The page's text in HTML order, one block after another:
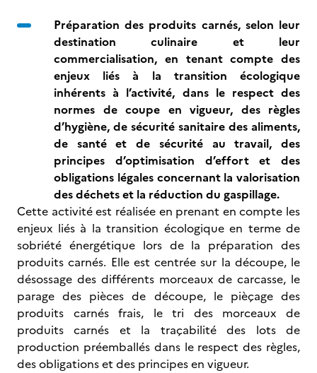
Préparation des produits carnés, selon leur
destination culinaire et leur
commercialisation, en tenant compte des
enjeux liés à la transition écologique
inhérents à l’activité, dans le respect des
normes de coupe en vigueur, des règles
d’hygiène, de sécurité sanitaire des aliments,
de santé et de sécurité au travail, des
principes d’optimisation d’effort et des
obligations légales concernant la valorisation
des déchets et la réduction du gaspillage.
Cette activité est réalisée en prenant en compte les
enjeux liés à la transition écologique en terme de
sobriété énergétique lors de la préparation des
produits carnés. Elle est centrée sur la découpe, le
désossage des différents morceaux de carcasse, le
parage des pièces de découpe, le pièçage des
produits carnés frais, le tri des morceaux de
produits carnés et la traçabilité des lots de
production préemballés dans le respect des règles,
des obligations et des principes en vigueur.